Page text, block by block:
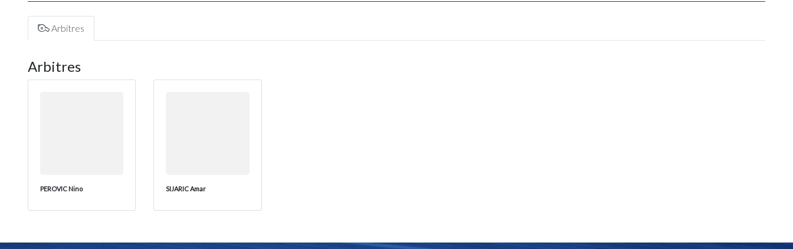
Arbitres
Arbitres
PEROVIC Nino SIJARIC Amar